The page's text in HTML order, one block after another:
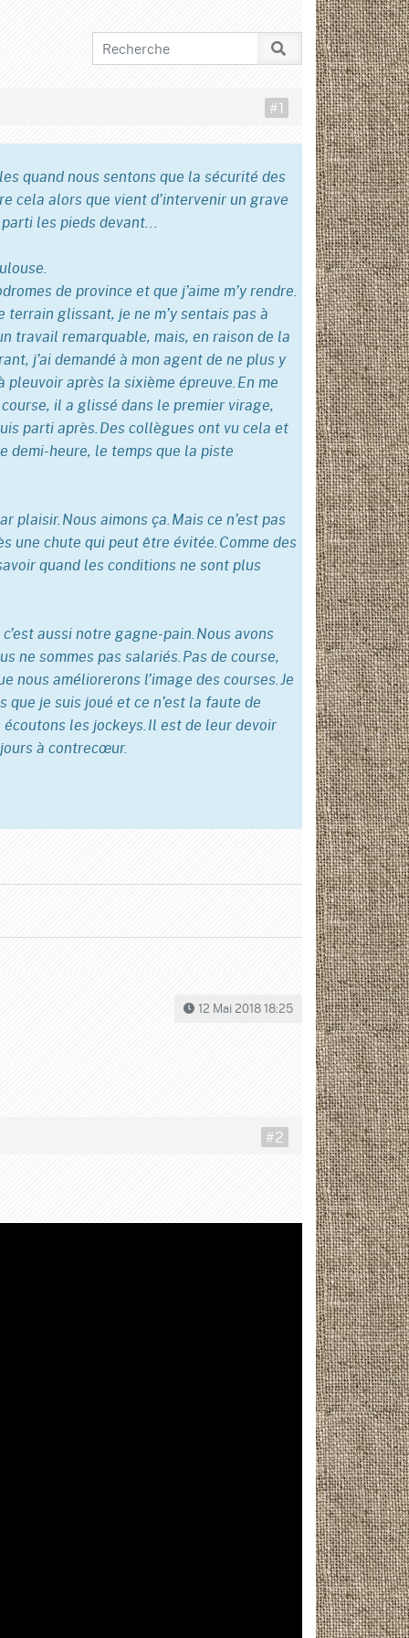
quand nous sentons que la sécurité des
cela alors que vient d’intervenir un grave
les pieds devant...
de province et que j’aime m’y rendre.
terrain glissant, je ne m’y sentais pas à
travail remarquable, mais, en raison de la
j’ai demandé à mon agent de ne plus y
après la sixième épreuve. En me
il a glissé dans le premier virage,
parti après. Des collègues ont vu cela et
demi-heure, le temps que la piste
Nous aimons ça. Mais ce n’est pas
une chute qui peut être évitée. Comme des
quand les conditions ne sont plus
aussi notre gagne-pain. Nous avons
ne sommes pas salariés. Pas de course,
nous améliorerons l’image des courses. Je
que je suis joué et ce n’est la faute de
les jockeys. Il est de leur devoir
à contrecœur.
12 Mai 2018 18:25
#1
#2